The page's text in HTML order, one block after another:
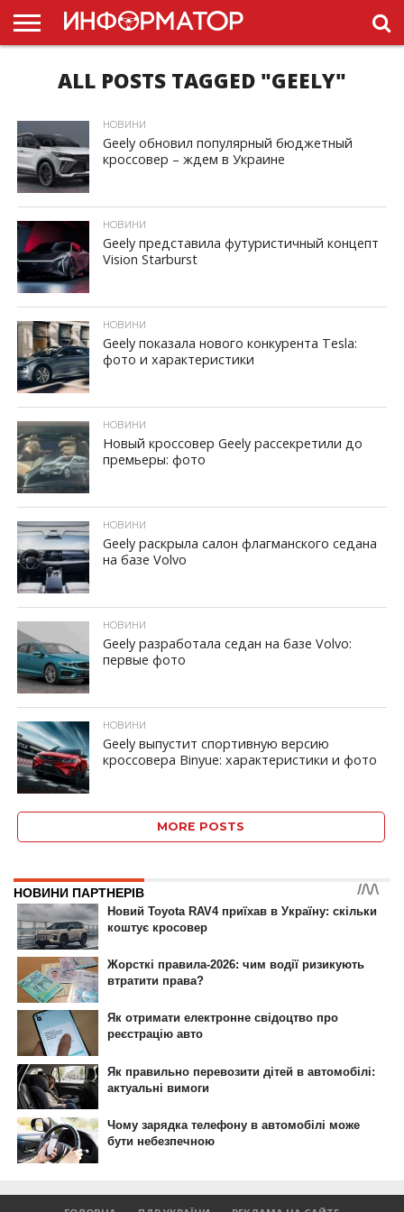
ГОЛОВНА
НОВИНИ
ПДР
УКРАЇНИ
РЕКЛАМА
ПРОЕКТЫ
ALL POSTS TAGGED "GEELY"
ID, "post_views_count", true); if ( $post_views >= 1) { ?>
НОВИНИ
Geely обновил популярный бюджетный
кроссовер – ждем в Украине
ID, "post_views_count", true); if ( $post_views >= 1) { ?>
НОВИНИ
Geely представила футуристичный концепт
Vision Starburst
ID, "post_views_count", true); if ( $post_views >= 1) { ?>
НОВИНИ
Geely показала нового конкурента Tesla:
фото и характеристики
ID, "post_views_count", true); if ( $post_views >= 1) { ?>
НОВИНИ
Новый кроссовер Geely рассекретили до
премьеры: фото
ID, "post_views_count", true); if ( $post_views >= 1) { ?>
НОВИНИ
Geely раскрыла салон флагманского седана
на базе Volvo
ID, "post_views_count", true); if ( $post_views >= 1) { ?>
НОВИНИ
Geely разработала седан на базе Volvo:
первые фото
ID, "post_views_count", true); if ( $post_views >= 1) { ?>
НОВИНИ
Geely выпустит спортивную версию
кроссовера Binyue: характеристики и фото
MORE POSTS